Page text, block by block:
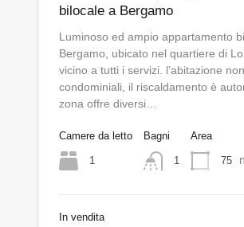
bilocale a Bergamo
Luminoso ed ampio appartamento
Bergamo, ubicato nel quartiere di
vicino a tutti i servizi. l’abitazione
condominiali, il riscaldamento è
zona offre diversi…
Camere da letto
1
Bagni
1
Area
75
In vendita